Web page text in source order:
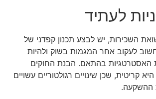
לעתיד
השכירות, יש לבצע תכנון קפדני של
לעקוב אחר המגמות בשוק ולהיות
האסטרטגיות בהתאם. הבנת החוקים
קריטית, שכן שינויים רגולטוריים עשויים
ההשקעה.